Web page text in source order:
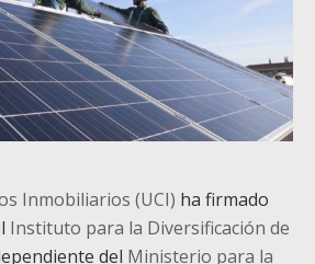
Inmobiliarios (UCI) ha firmado
Instituto para la Diversificación de
del Ministerio para la